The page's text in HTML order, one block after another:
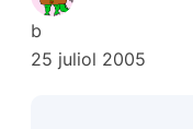
b
25 juliol 2005